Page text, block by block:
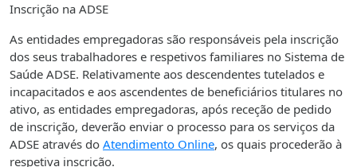
Inscrição na ADSE
As entidades empregadoras são responsáveis pela inscrição
dos seus trabalhadores e respetivos familiares no Sistema de
Saúde ADSE. Relativamente aos descendentes tutelados e
incapacitados e aos ascendentes de beneficiários titulares no
ativo, as entidades empregadoras, após receção de pedido
de inscrição, deverão enviar o processo para os serviços da
ADSE através do Atendimento Online, os quais procederão à
respetiva inscrição.